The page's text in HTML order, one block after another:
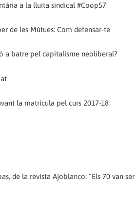
a la lluita sindical #Coop57
de les Mútues: Com defensar-te
a batre pel capitalisme neoliberal?
la matrícula pel curs 2017-18
de la revista Ajoblanco: ”Els 70 van